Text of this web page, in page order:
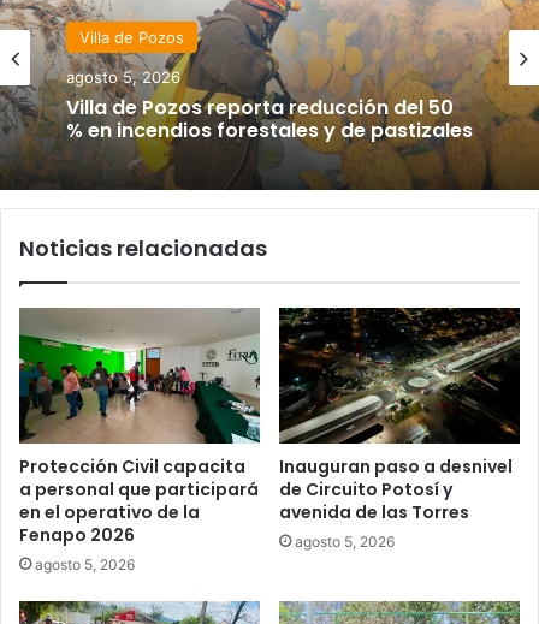
Villa de Pozos
agosto 5, 2026
Villa de Pozos reporta reducción del 50
% en incendios forestales y de pastizales
Noticias relacionadas
Protección Civil capacita
a personal que participará
en el operativo de la
Fenapo 2026
agosto 5, 2026
Inauguran paso a desnivel
de Circuito Potosí y
avenida de las Torres
agosto 5, 2026